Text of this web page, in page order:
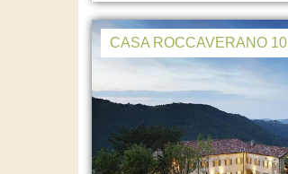
CASA ROCCAVERANO 10